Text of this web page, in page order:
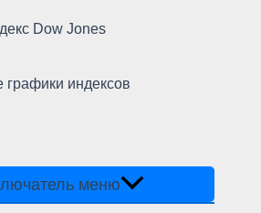
Dow Jones
графики индексов
меню